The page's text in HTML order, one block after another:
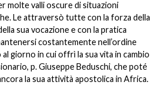
molte valli oscure di situazioni
Le attraversò tutte con la forza della
sua vocazione e con la pratica
costantemente nell’ordine
giorno in cui offrì la sua vita in cambio
p. Giuseppe Beduschi, che poté
la sua attività apostolica in Africa.